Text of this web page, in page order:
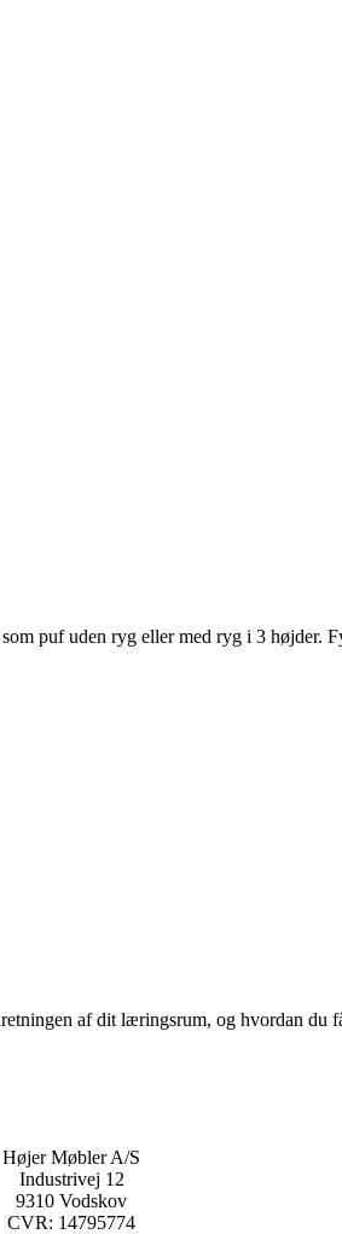
puf uden ryg eller med ryg i 3 højder.
af dit læringsrum, og hvordan du
Højer Møbler A/S
Industrivej 12
9310 Vodskov
CVR: 14795774